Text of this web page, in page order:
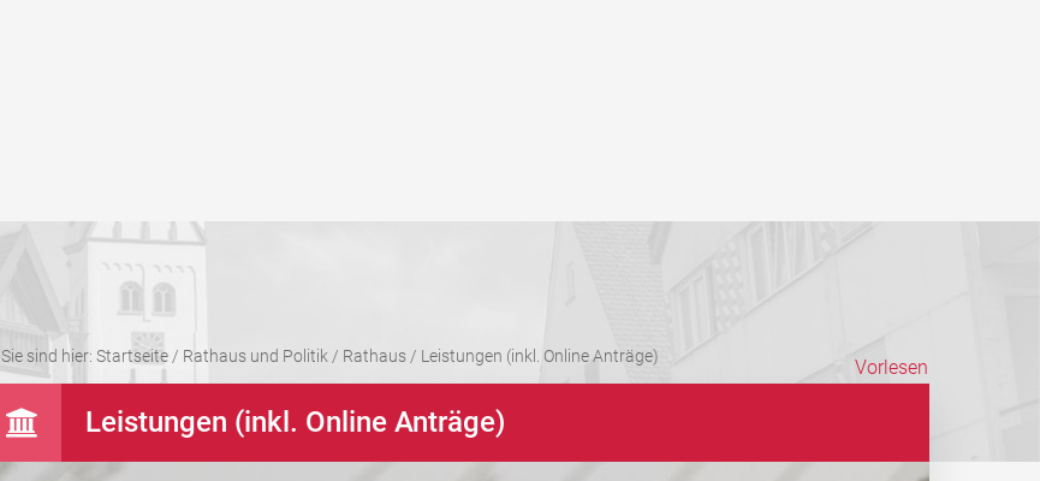
Sie sind hier: Startseite/ Rathaus und Politik / Rathaus/ Leistungen (inkl. Online Anträge) Vorlesen
Leistungen (inkl. Online Anträge)